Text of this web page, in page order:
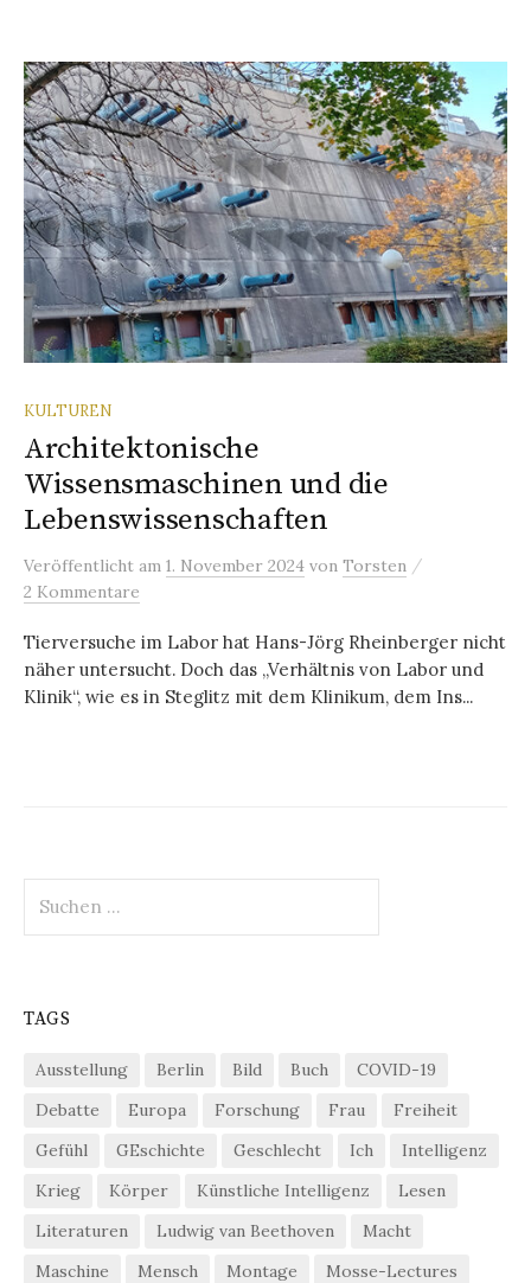
KULTUREN
Architektonische
Wissensmaschinen und die
Lebenswissenschaften
Veröffentlicht am 1. November 2024 von Torsten /
2 Kommentare
Tierversuche im Labor hat Hans-Jörg Rheinberger nicht
näher untersucht. Doch das „Verhältnis von Labor und
Klinik“, wie es in Steglitz mit dem Klinikum, dem Ins...
nach:
TAGS
Ausstellung Berlin Bild Buch
COVID-19
Debatte
Europa Forschung Frau
Freiheit
Gefühl
GEschichte Geschlecht Ich
Intelligenz
Krieg
Körper Künstliche Intelligenz
Lesen
Literaturen
Ludwig van Beethoven
Macht
Maschine
Mensch Montage
Mosse-Lectures